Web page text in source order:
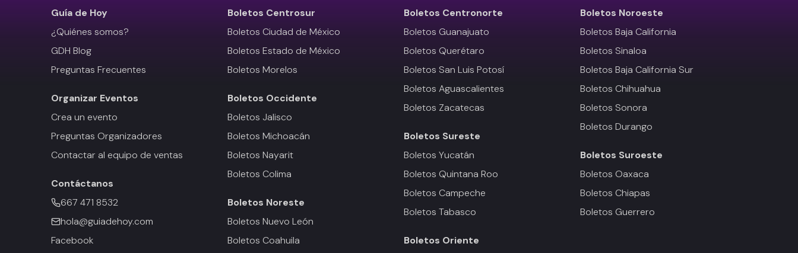
Guía de Hoy
¿Quiénes somos?
GDH Blog
Preguntas Frecuentes
Organizar Eventos
Crea un evento
Preguntas Organizadores
Contactar al equipo de ventas
Contáctanos
667 471 8532
hola@guiadehoy.com
Facebook
Boletos Centrosur
Boletos Ciudad de México
Boletos Estado de México
Boletos Morelos
Boletos Occidente
Boletos Jalisco
Boletos Michoacán
Boletos Nayarit
Boletos Colima
Boletos Noreste
Boletos Nuevo León
Boletos Coahuila
Boletos Centronorte
Boletos Guanajuato
Boletos Querétaro
Boletos San Luis Potosí
Boletos Aguascalientes
Boletos Zacatecas
Boletos Sureste
Boletos Yucatán
Boletos Quintana Roo
Boletos Campeche
Boletos Tabasco
Boletos Oriente
Boletos Noroeste
Boletos Baja California
Boletos Sinaloa
Boletos Baja California Sur
Boletos Chihuahua
Boletos Sonora
Boletos Durango
Boletos Suroeste
Boletos Oaxaca
Boletos Chiapas
Boletos Guerrero